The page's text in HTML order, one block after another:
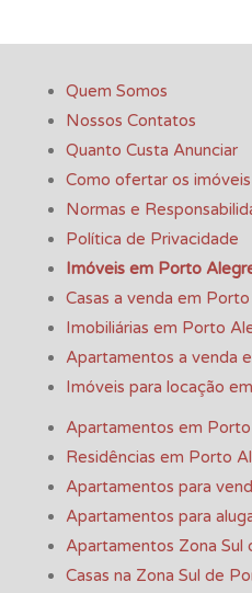
Quem Somos
Nossos Contatos
Quanto Custa Anunciar
Como ofertar os imóveis
Normas e
Política de Privacidade
Imóveis em Porto
Casas a venda em
Imobiliárias em Porto
Apartamentos a venda
Imóveis para locação
Apartamentos em
Residências em Porto
Apartamentos para
Apartamentos para
Apartamentos Zona Sul
Casas na Zona Sul de